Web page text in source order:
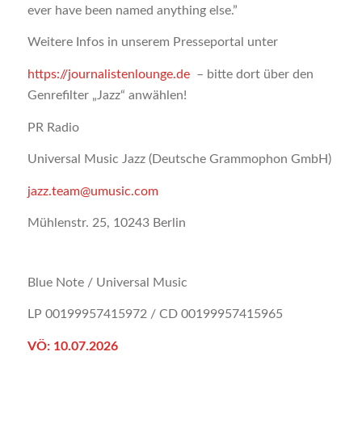
ever have been named anything else.”
Weitere Infos in unserem Presseportal unter
https://journalistenlounge.de– bitte dort über den
Genrefilter „Jazz“ anwählen!
PR Radio
Universal Music Jazz (Deutsche Grammophon GmbH)
jazz.team@umusic.com
Mühlenstr. 25, 10243 Berlin
Blue Note / Universal Music
LP 00199957415972 / CD 00199957415965
VÖ: 10.07.2026